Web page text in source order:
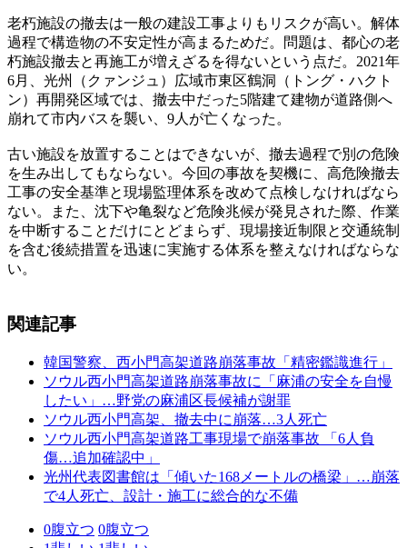
老朽施設の撤去は一般の建設工事よりもリスクが高い。解体
過程で構造物の不安定性が高まるためだ。問題は、都心の老
朽施設撤去と再施工が増えざるを得ないという点だ。2021年
6月、光州（クァンジュ）広域市東区鶴洞（トング・ハクト
ン）再開発区域では、撤去中だった5階建て建物が道路側へ
崩れて市内バスを襲い、9人が亡くなった。
古い施設を放置することはできないが、撤去過程で別の危険
を生み出してもならない。今回の事故を契機に、高危険撤去
工事の安全基準と現場監理体系を改めて点検しなければなら
ない。また、沈下や亀裂など危険兆候が発見された際、作業
を中断することだけにとどまらず、現場接近制限と交通統制
を含む後続措置を迅速に実施する体系を整えなければならな
い。
関連記事
韓国警察、西小門高架道路崩落事故「精密鑑識進行」
ソウル西小門高架道路崩落事故に「麻浦の安全を自慢
したい」…野党の麻浦区長候補が謝罪
ソウル西小門高架、撤去中に崩落…3人死亡
ソウル西小門高架道路工事現場で崩落事故 「6人負
傷…追加確認中」
光州代表図書館は「傾いた168メートルの橋梁」…崩落
で4人死亡、設計・施工に総合的な不備
0腹立つ 0腹立つ